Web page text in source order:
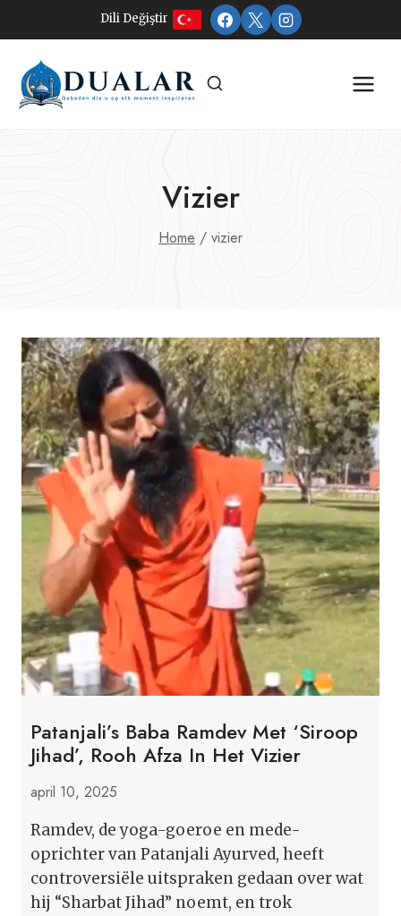
naar
inhoud
Dili Değiştir
Vizier
Home / vizier
Patanjali’s Baba Ramdev Met ‘Siroop
Jihad’, Rooh Afza In Het Vizier
april 10, 2025
Ramdev, de yoga-goeroe en mede-
oprichter van Patanjali Ayurved, heeft
controversiële uitspraken gedaan over wat
hij “Sharbat Jihad” noemt, en trok